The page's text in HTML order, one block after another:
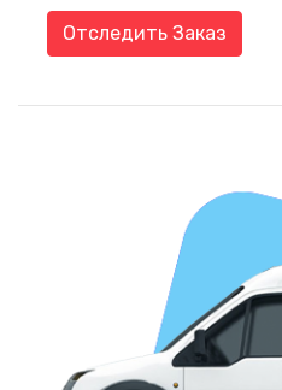
Отследить Заказ